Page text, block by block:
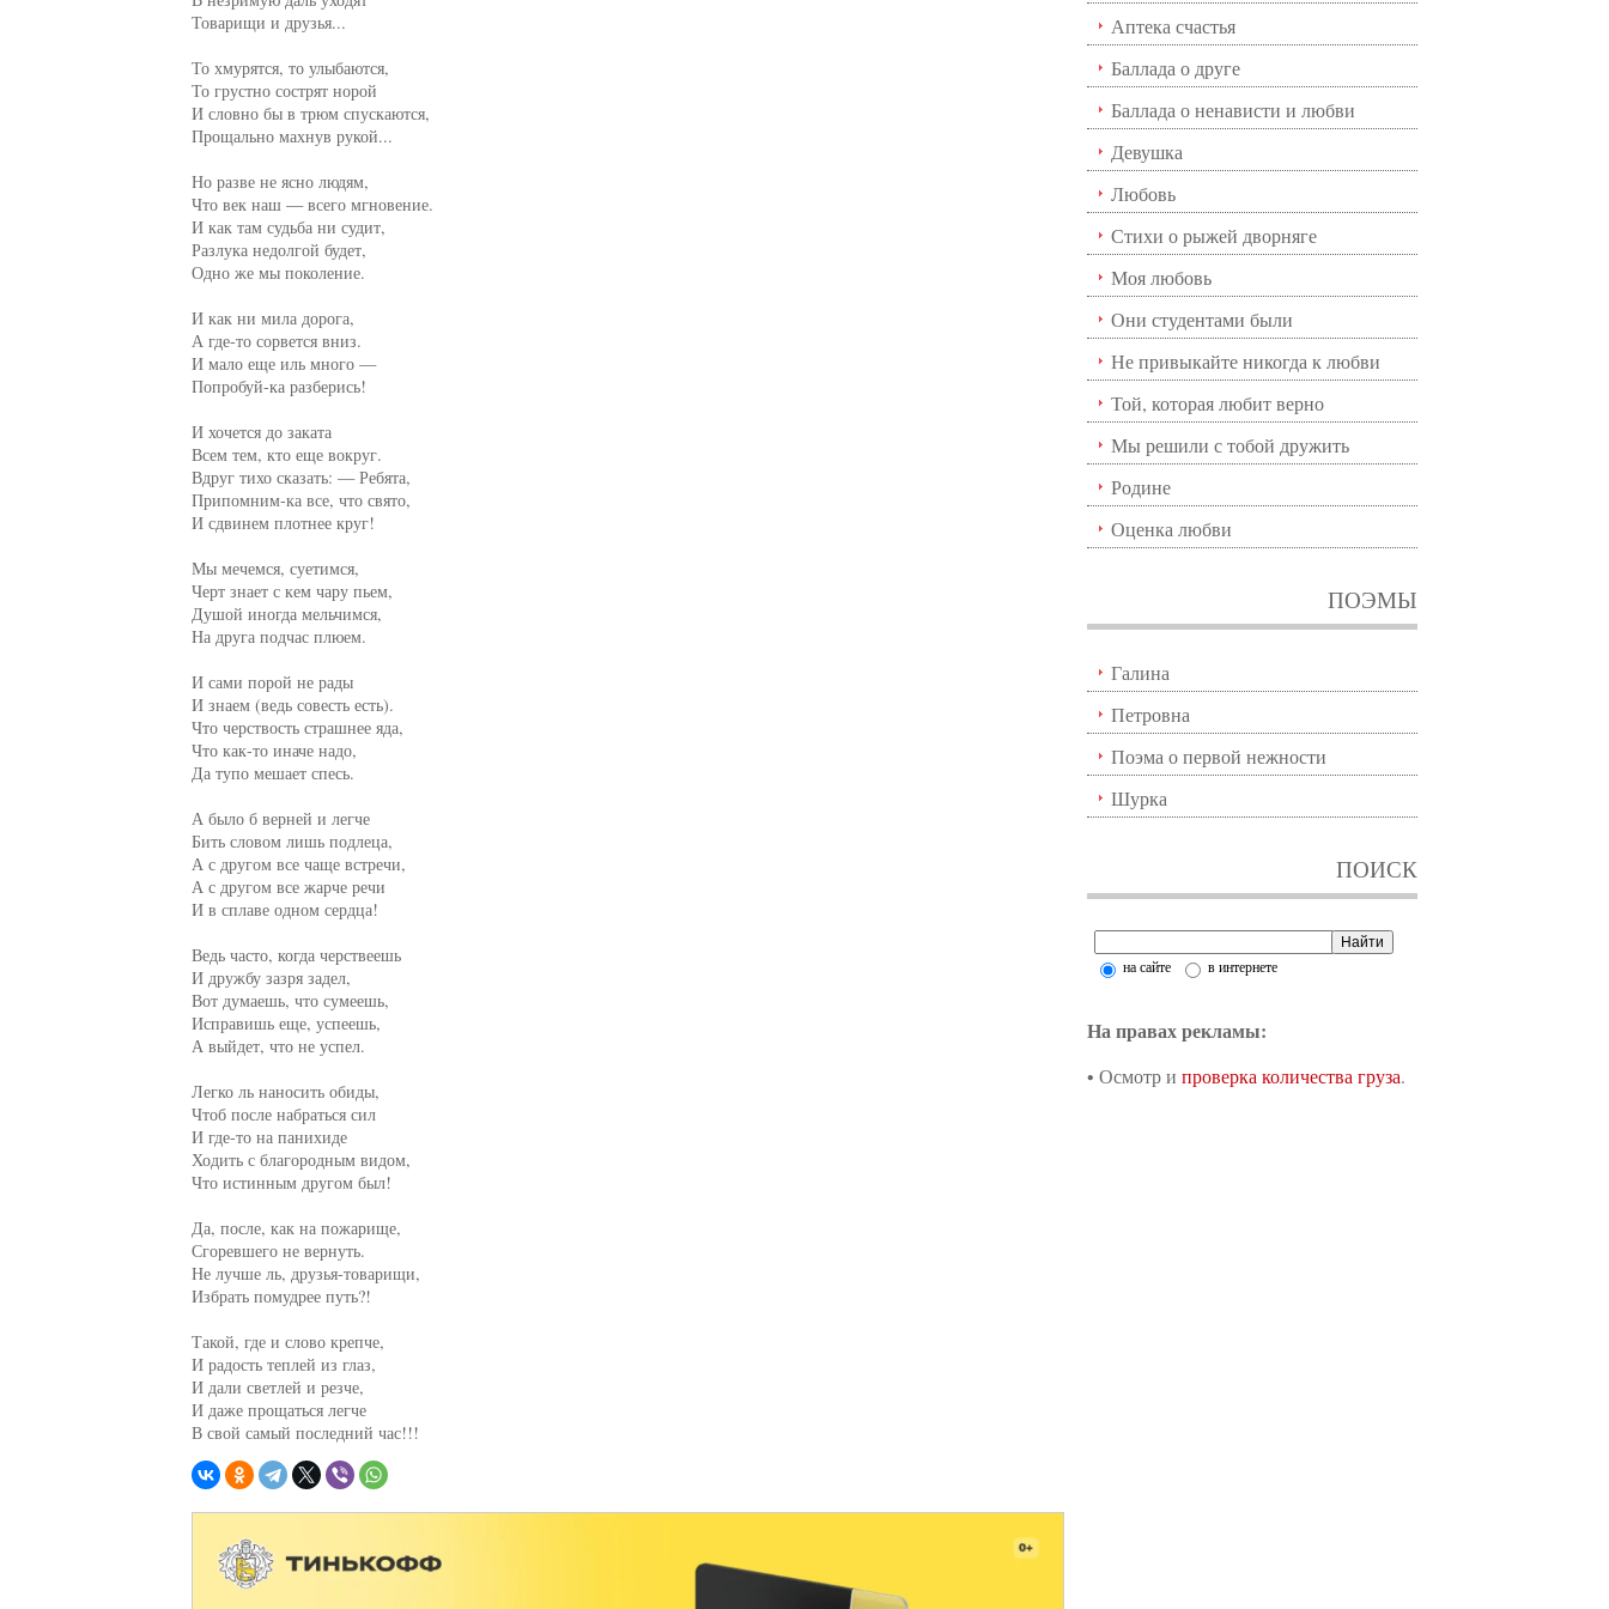
Аптека счастья
Баллада о друге
Баллада о ненависти и любви
Девушка
Любовь
Стихи о рыжей дворняге
Моя любовь
Они студентами были
Не привыкайте никогда к любви
Той, которая любит верно
Мы решили с тобой дружить
Родине
Оценка любви
ПОЭМЫ
Галина
Петровна
Поэма о первой нежности
Шурка
ПОИСК
на сайте в интернете
На правах рекламы:
• Осмотр и проверка количества груза.
Товарищи и друзья...
То хмурятся, то улыбаются,
То грустно сострят норой
И словно бы в трюм спускаются,
Прощально махнув рукой...
Но разве не ясно людям,
Что век наш — всего мгновение.
И как там судьба ни судит,
Разлука недолгой будет,
Одно же мы поколение.
И как ни мила дорога,
А где-то сорвется вниз.
И мало еще иль много —
Попробуй-ка разберись!
И хочется до заката
Всем тем, кто еще вокруг.
Вдруг тихо сказать: — Ребята,
Припомним-ка все, что свято,
И сдвинем плотнее круг!
Мы мечемся, суетимся,
Черт знает с кем чару пьем,
Душой иногда мельчимся,
На друга подчас плюем.
И сами порой не рады
И знаем (ведь совесть есть).
Что черствость страшнее яда,
Что как-то иначе надо,
Да тупо мешает спесь.
А было б верней и легче
Бить словом лишь подлеца,
А с другом все чаще встречи,
А с другом все жарче речи
И в сплаве одном сердца!
Ведь часто, когда черствеешь
И дружбу зазря задел,
Вот думаешь, что сумеешь,
Исправишь еще, успеешь,
А выйдет, что не успел.
Легко ль наносить обиды,
Чтоб после набраться сил
И где-то на панихиде
Ходить с благородным видом,
Что истинным другом был!
Да, после, как на пожарище,
Сгоревшего не вернуть.
Не лучше ль, друзья-товарищи,
Избрать помудрее путь?!
Такой, где и слово крепче,
И радость теплей из глаз,
И дали светлей и резче,
И даже прощаться легче
В свой самый последний час!!!